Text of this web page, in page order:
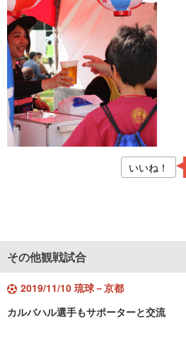
いいね！
その他観戦試合
2019/11/10 琉球－京都
カルバハル選手もサポーターと交流